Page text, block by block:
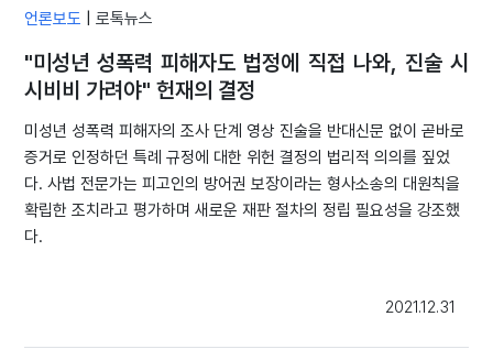
언론보도 |로톡뉴스
"미성년 성폭력 피해자도 법정에 직접 나와, 진술 시
시비비 가려야" 헌재의 결정
미성년 성폭력 피해자의 조사 단계 영상 진술을 반대신문 없이 곧바로
증거로 인정하던 특례 규정에 대한 위헌 결정의 법리적 의의를 짚었
다. 사법 전문가는 피고인의 방어권 보장이라는 형사소송의 대원칙을
확립한 조치라고 평가하며 새로운 재판 절차의 정립 필요성을 강조했
다.
2021.12.31